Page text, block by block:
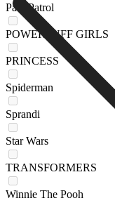
Paw Patrol
POWERPUFF GIRLS
PRINCESS
Spiderman
Sprandi
Star Wars
TRANSFORMERS
Winnie The Pooh